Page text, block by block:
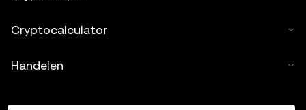
Cryptocalculator
Handelen